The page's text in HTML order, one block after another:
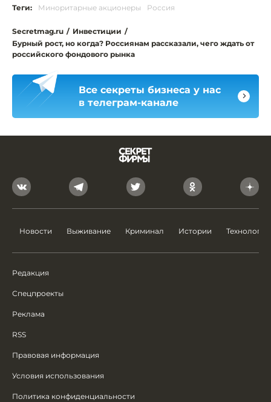
Теги: Миноритарные акционеры Россия
Secretmag.ru / Инвестиции /
Бурный рост, но когда? Россиянам рассказали, чего ждать от
российского фондового рынка
Все секреты бизнеса у нас
в телеграм-канале
Новости Выживание Криминал Истории Технологии
Редакция
Спецпроекты
Реклама
RSS
Правовая информация
Условия использования
Политика конфиденциальности